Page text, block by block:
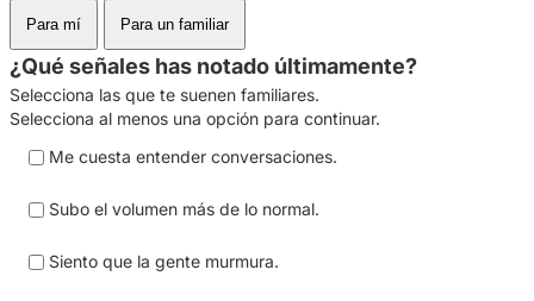
Para mí Para un familiar
¿Qué señales has notado últimamente?
Selecciona las que te suenen familiares.
Selecciona al menos una opción para continuar.
Me cuesta entender conversaciones.
Subo el volumen más de lo normal.
Siento que la gente murmura.